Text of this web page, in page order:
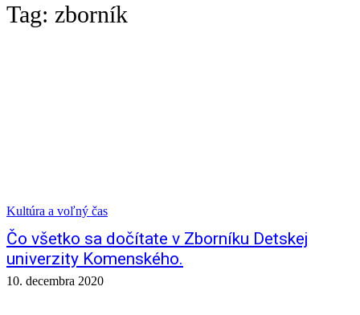
Tag: zborník
Kultúra a voľný čas
Čo všetko sa dočítate v Zborníku Detskej
univerzity Komenského.
10. decembra 2020